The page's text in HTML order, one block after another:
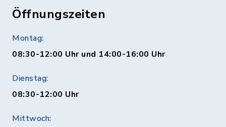
Öffnungszeiten
Montag:
08:30-12:00 Uhr und 14:00-16:00 Uhr
Dienstag:
08:30-12:00 Uhr
Mittwoch: